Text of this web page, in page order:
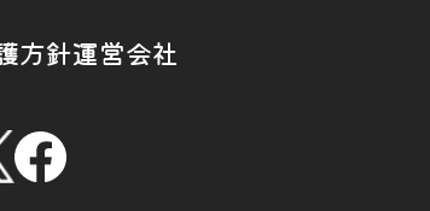
方針運営会社